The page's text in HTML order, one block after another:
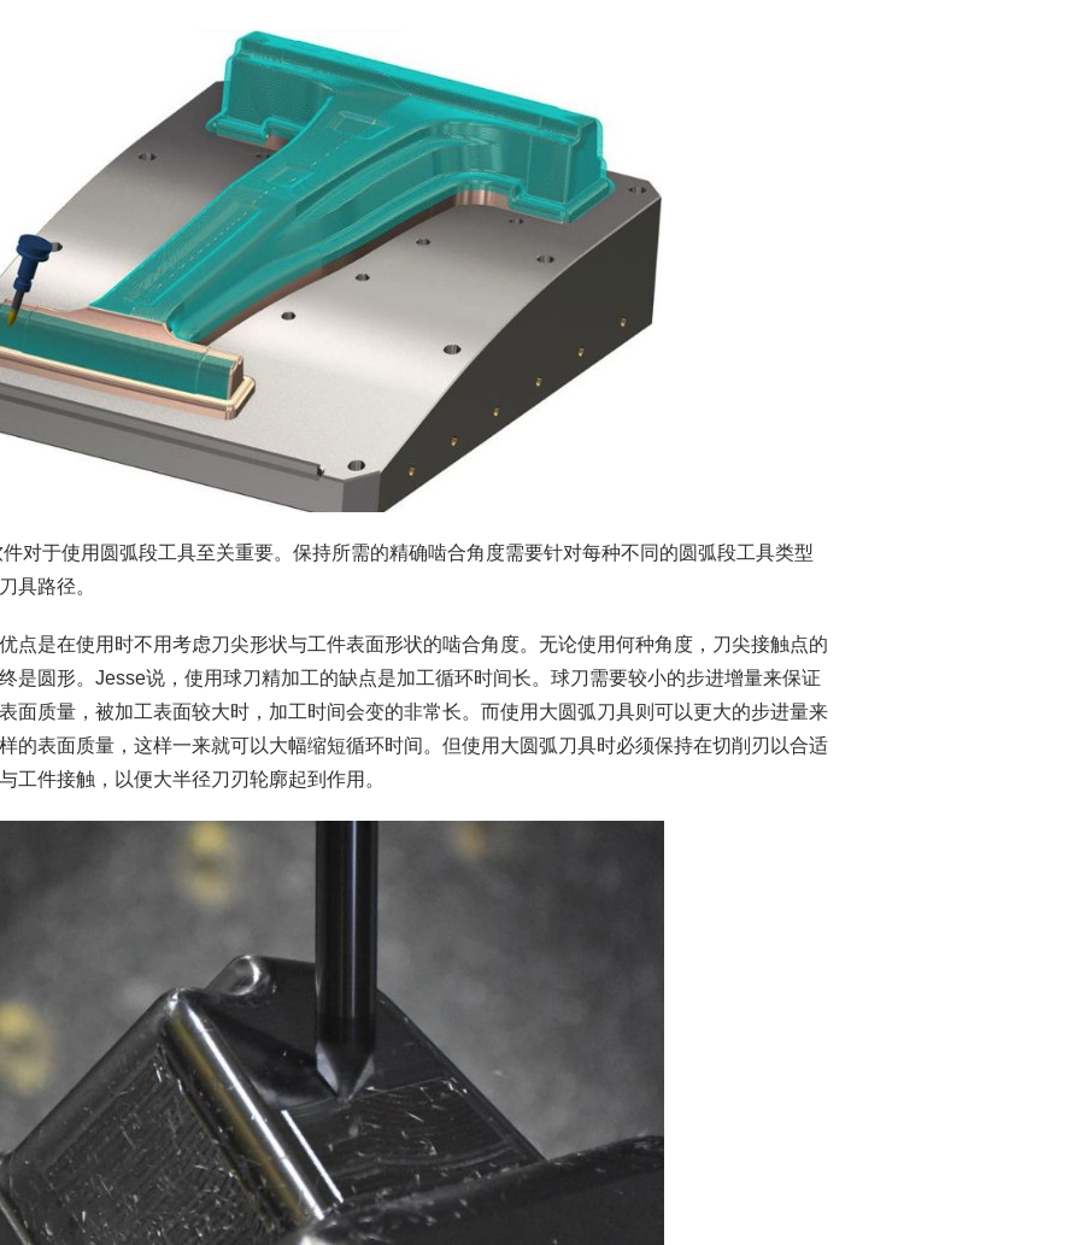
对于使用圆弧段工具至关重要。保持所需的精确啮合角度需要针对每种不同的圆弧段工具类型
具路径。
点是在使用时不用考虑刀尖形状与工件表面形状的啮合角度。无论使用何种角度，刀尖接触点的
是圆形。Jesse说，使用球刀精加工的缺点是加工循环时间长。球刀需要较小的步进增量来保证
面质量，被加工表面较大时，加工时间会变的非常长。而使用大圆弧刀具则可以更大的步进量来
的表面质量，这样一来就可以大幅缩短循环时间。但使用大圆弧刀具时必须保持在切削刃以合适
工件接触，以便大半径刀刃轮廓起到作用。